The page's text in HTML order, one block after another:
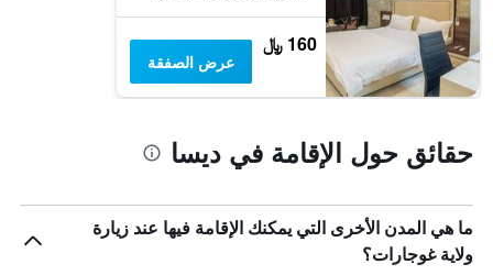
160 ﷼
عرض الصفقة
حقائق حول الإقامة في ديسا
ما هي المدن الأخرى التي يمكنك الإقامة فيها عند زيارة
ولاية غوجارات؟